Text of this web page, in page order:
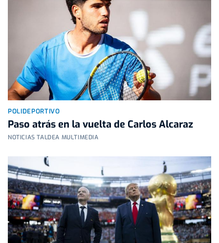
POLIDEPORTIVO
Paso atrás en la vuelta de Carlos Alcaraz
NOTICIAS TALDEA MULTIMEDIA